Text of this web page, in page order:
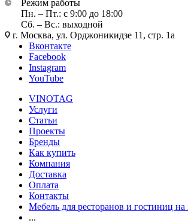
Режим работы
Пн. – Пт.: с 9:00 до 18:00
Сб. – Вс.: выходной
г. Москва, ул. Орджоникидзе 11, стр. 1а
Вконтакте
Facebook
Instagram
YouTube
VINOTAG
Услуги
Статьи
Проекты
Бренды
Как купить
Компания
Доставка
Оплата
Контакты
Мебель для ресторанов и гостиниц на
...